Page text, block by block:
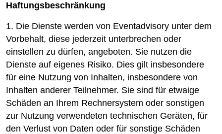
Haftungsbeschränkung
1. Die Dienste werden von Eventadvisory unter dem
Vorbehalt, diese jederzeit unterbrechen oder
einstellen zu dürfen, angeboten. Sie nutzen die
Dienste auf eigenes Risiko. Dies gilt insbesondere
für eine Nutzung von Inhalten, insbesondere von
Inhalten anderer Teilnehmer. Sie sind für etwaige
Schäden an Ihrem Rechnersystem oder sonstigen
zur Nutzung verwendeten technischen Geräten, für
den Verlust von Daten oder für sonstige Schäden